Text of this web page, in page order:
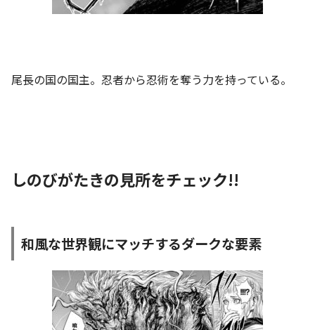
尾長の国の国主。忍者から忍術を奪う力を持っている。
しのびがたきの見所をチェック!!
和風な世界観にマッチするダークな要素